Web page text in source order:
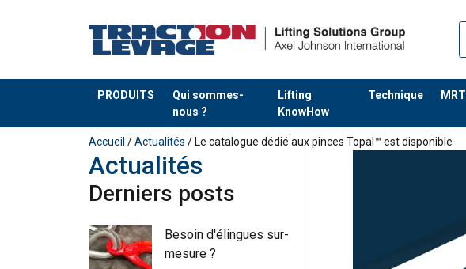
PRODUITS
Qui sommes-
nous ?
Lifting
KnowHow
Technique MRT
Ajouté au panier
Accueil /Actualités / Le catalogue dédié aux pinces Topal™ est disponible
Actualités
Derniers posts
Besoin d'élingues sur-
mesure ?